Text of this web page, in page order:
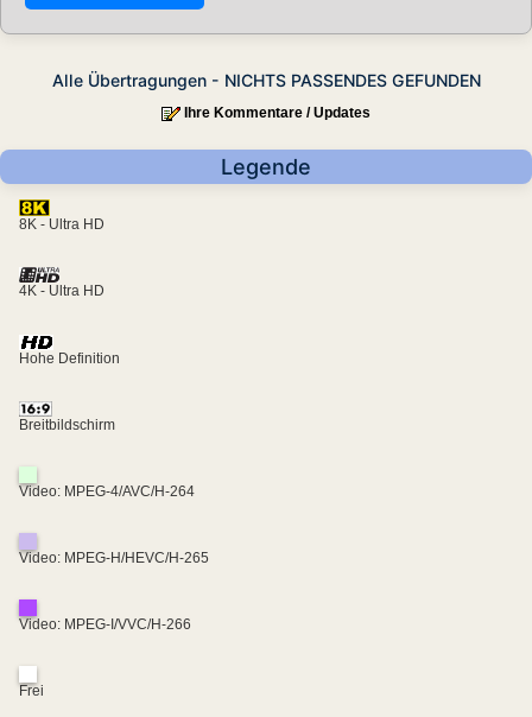
Alle Übertragungen - NICHTS PASSENDES GEFUNDEN
Ihre Kommentare / Updates
Legende
8K - Ultra HD
4K - Ultra HD
Hohe Definition
Breitbildschirm
Video: MPEG-4/AVC/H-264
Video: MPEG-H/HEVC/H-265
Video: MPEG-I/VVC/H-266
Frei